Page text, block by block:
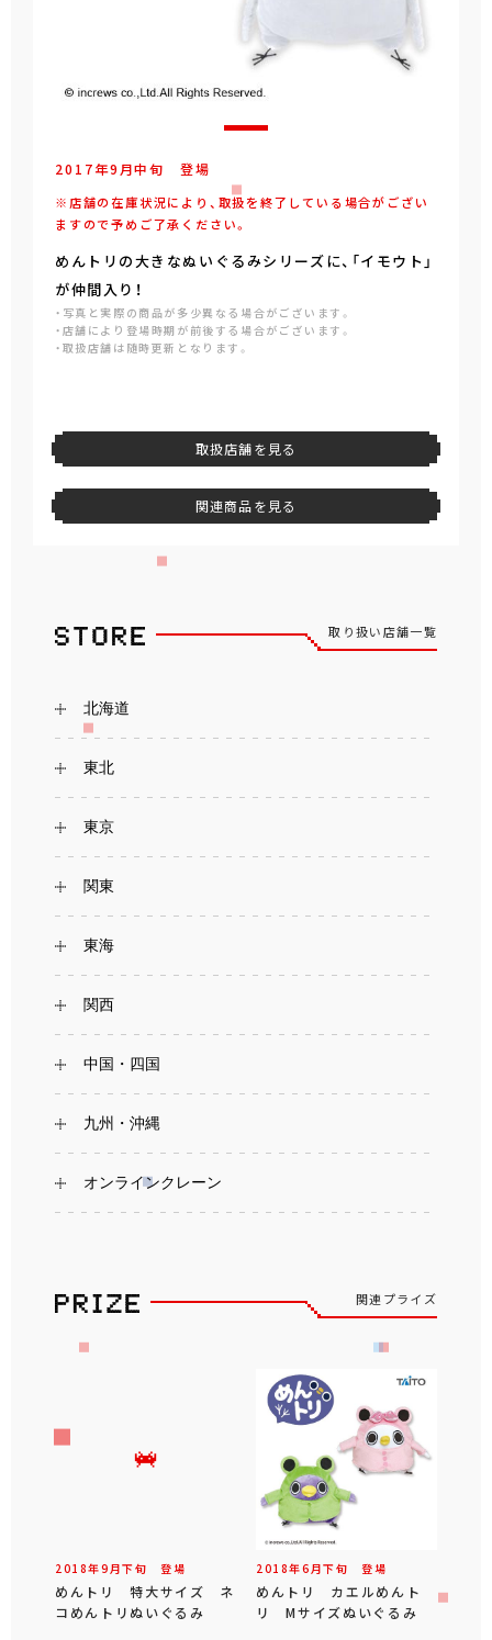
2017年9 月中旬 登場
※店舗の在庫状況により、取扱を終了している場合がござい
ますので予めご了承ください。
めんトリの大きなぬいぐるみシリーズに、「イモウト」
が仲間入り！
・写真と実際の商品が多少異なる場合がございます。
・店舗により登場時期が前後する場合がございます。
・取扱店舗は随時更新となります。
取扱店舗を見る
関連商品を見る
取り扱い店舗一覧
北海道
東北
東京
関東
東海
関西
中国・四国
九州・沖縄
オンラインクレーン
関連プライズ
2018年9 月下旬 登場
めんトリ 特大サイズ ネ
コめんトリぬいぐるみ
2018年6 月下旬 登場
めんトリ カエルめんト
リ Mサイズぬいぐるみ